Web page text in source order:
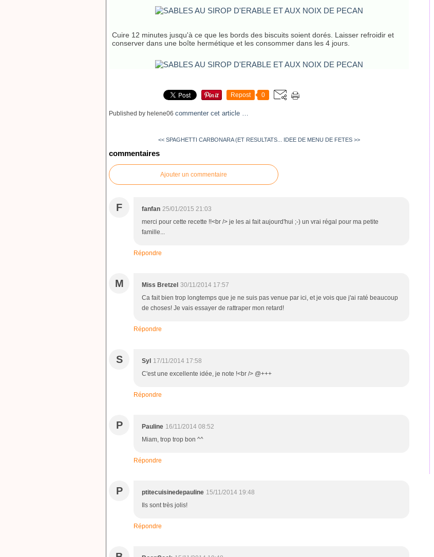
Cuire 12 minutes jusqu'à ce que les bords des biscuits soient dorés. Laisser refroidir et
conserver dans une boîte hermétique et les consommer dans les 4 jours.
Repost 0
Published by helene06 commenter cet article …
<< SPAGHETTI CARBONARA (ET RESULTATS... IDEE DE MENU DE FETES >>
commentaires
Ajouter un commentaire
F fanfan 25/01/2015 21:03
merci pour cette recette !!<br /> je les ai fait aujourd'hui ;-) un vrai régal pour ma petite
famille...
Répondre
M Miss Bretzel 30/11/2014 17:57
Ca fait bien trop longtemps que je ne suis pas venue par ici, et je vois que j'ai raté beaucoup
de choses! Je vais essayer de rattraper mon retard!
Répondre
S Syl 17/11/2014 17:58
C'est une excellente idée, je note !<br /> @+++
Répondre
P Pauline 16/11/2014 08:52
Miam, trop trop bon ^^
Répondre
P ptitecuisinedepauline 15/11/2014 19:48
Ils sont très jolis!
Répondre